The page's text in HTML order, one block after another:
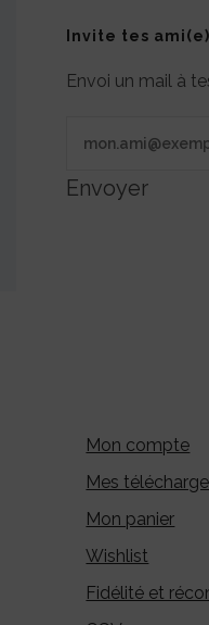
Invite tes
Envoi un mail à
Envoyer
Mon compte
Mes
Mon panier
Wishlist
Fidélité et